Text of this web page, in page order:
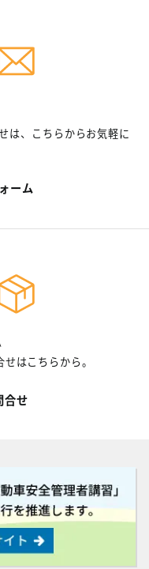
は、こちらからお気軽に
ーム
はこちらから。
合せ